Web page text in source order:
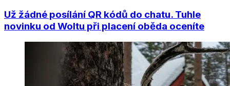
Už žádné posílání QR kódů do chatu. Tuhle
novinku od Woltu při placení oběda oceníte